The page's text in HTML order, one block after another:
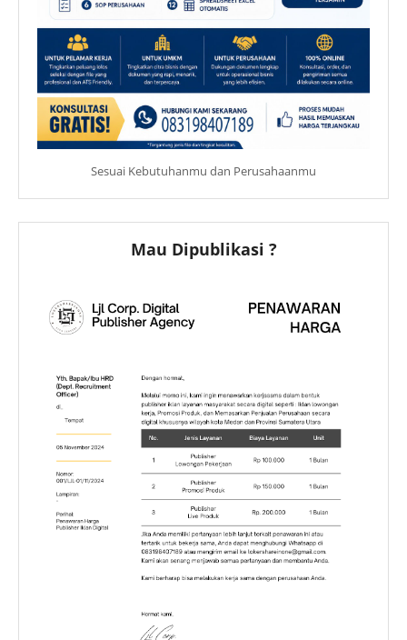
Sesuai Kebutuhanmu dan Perusahaanmu
Mau Dipublikasi ?